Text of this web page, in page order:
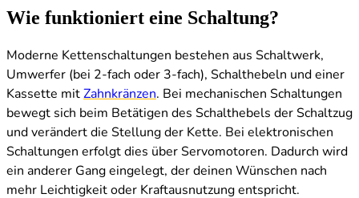
Wie funktioniert eine Schaltung?
Moderne Kettenschaltungen bestehen aus Schaltwerk,
Umwerfer (bei 2-fach oder 3-fach), Schalthebeln und einer
Kassette mit Zahnkränzen. Bei mechanischen Schaltungen
bewegt sich beim Betätigen des Schalthebels der Schaltzug
und verändert die Stellung der Kette. Bei elektronischen
Schaltungen erfolgt dies über Servomotoren. Dadurch wird
ein anderer Gang eingelegt, der deinen Wünschen nach
mehr Leichtigkeit oder Kraftausnutzung entspricht.